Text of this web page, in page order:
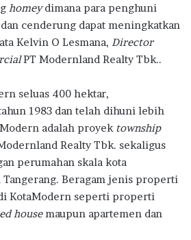
homeydimana para penghuni
cenderung dapat meningkatkan
Kelvin O Lesmana, Director
PT Modernland Realty Tbk..
seluas 400 hektar,
1983 dan telah dihuni lebih
adalah proyek township
Realty Tbk. sekaligus
perumahan skala kota
Tangerang. Beragam jenis properti
KotaModern seperti properti
housemaupun apartemen dan